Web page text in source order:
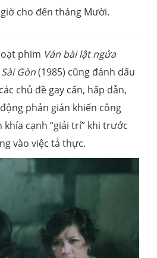
cho đến tháng Mười.
phim Ván bài lật ngửa
Gòn(1985) cũng đánh dấu
chủ đề gay cấn, hấp dẫn,
phản gián khiến công
cạnh “giải trí” khi trước
vào việc tả thực.